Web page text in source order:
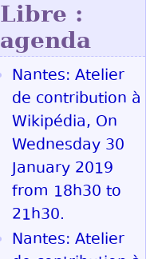
Libre :
agenda
Nantes: Atelier
de contribution à
Wikipédia, On
Wednesday 30
January 2019
from 18h30 to
21h30.
Nantes: Atelier